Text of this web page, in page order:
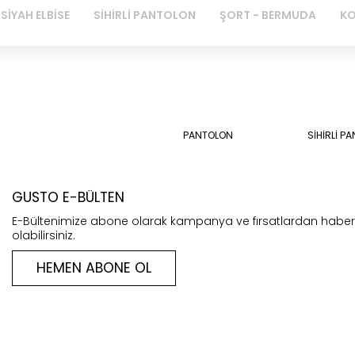
SİYAH ELBİSE SİHİRLİ PANTOLON ŞORT - BERMUDA
PANTOLON SİHİRLİ
GUSTO E-BÜLTEN
E-Bültenimize abone olarak kampanya ve fırsatlardan
olabilirsiniz.
HEMEN ABONE OL